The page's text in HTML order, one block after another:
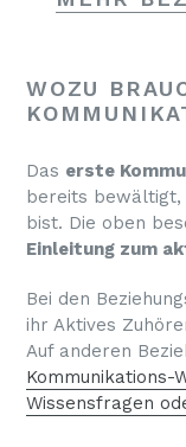
WOZU
Das erste
bereits bewältigt,
bist. Die oben
Einleitung zum
Bei den
ihr Aktives
Auf anderen
Kommunikations-
Wissensfragen